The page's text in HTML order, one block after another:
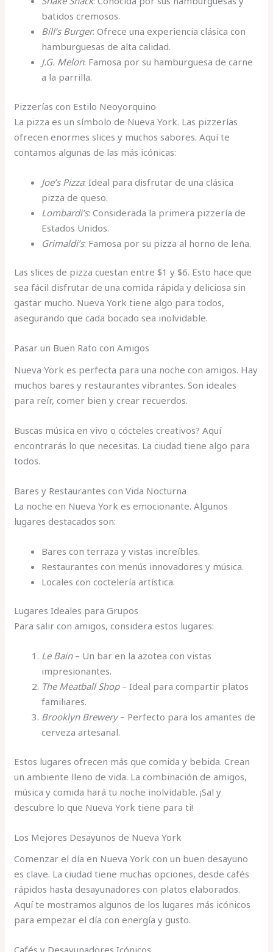
batidos cremosos.
Bill’s Burger: Ofrece una experiencia clásica con
hamburguesas de alta calidad.
J.G. Melon: Famosa por su hamburguesa de carne
a la parrilla.
Pizzerías con Estilo Neoyorquino
La pizza es un símbolo de Nueva York. Las pizzerías
ofrecen enormes slices y muchos sabores. Aquí te
contamos algunas de las más icónicas:
Joe’s Pizza: Ideal para disfrutar de una clásica
pizza de queso.
Lombardi’s: Considerada la primera pizzería de
Estados Unidos.
Grimaldi’s: Famosa por su pizza al horno de leña.
Las slices de pizza cuestan entre $1 y $6. Esto hace que
sea fácil disfrutar de una comida rápida y deliciosa sin
gastar mucho. Nueva York tiene algo para todos,
asegurando que cada bocado sea inolvidable.
Pasar un Buen Rato con Amigos
Nueva York es perfecta para una noche con amigos. Hay
muchos bares y restaurantes vibrantes. Son ideales
para reír, comer bien y crear recuerdos.
Buscas música en vivo o cócteles creativos? Aquí
encontrarás lo que necesitas. La ciudad tiene algo para
todos.
Bares y Restaurantes con Vida Nocturna
La noche en Nueva York es emocionante. Algunos
lugares destacados son:
Bares con terraza y vistas increíbles.
Restaurantes con menús innovadores y música.
Locales con coctelería artística.
Lugares Ideales para Grupos
Para salir con amigos, considera estos lugares:
Le Bain– Un bar en la azotea con vistas
impresionantes.
The Meatball Shop– Ideal para compartir platos
familiares.
Brooklyn Brewery– Perfecto para los amantes de
cerveza artesanal.
Estos lugares ofrecen más que comida y bebida. Crean
un ambiente lleno de vida. La combinación de amigos,
música y comida hará tu noche inolvidable. ¡Sal y
descubre lo que Nueva York tiene para ti!
Los Mejores Desayunos de Nueva York
Comenzar el día en Nueva York con un buen desayuno
es clave. La ciudad tiene muchas opciones, desde cafés
rápidos hasta desayunadores con platos elaborados.
Aquí te mostramos algunos de los lugares más icónicos
para empezar el día con energía y gusto.